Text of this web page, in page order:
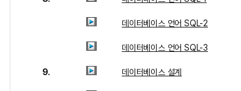
데이터베이스 언어 SQL-2
데이터베이스 언어 SQL-3
9. 데이터베이스 설계